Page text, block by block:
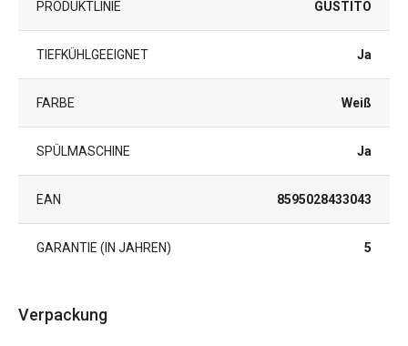
PRODUKTLINIE GUSTITO
TIEFKÜHLGEEIGNET Ja
FARBE Weiß
SPÜLMASCHINE Ja
EAN 8595028433043
GARANTIE (IN JAHREN) 5
Verpackung